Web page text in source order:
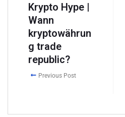
Krypto Hype |
Wann
kryptowährun
g trade
republic?
Previous Post